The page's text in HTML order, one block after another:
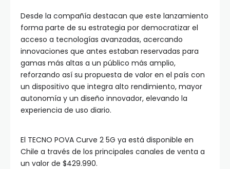
Desde la compañía destacan que este lanzamiento
forma parte de su estrategia por democratizar el
acceso a tecnologías avanzadas, acercando
innovaciones que antes estaban reservadas para
gamas más altas a un público más amplio,
reforzando así su propuesta de valor en el país con
un dispositivo que integra alto rendimiento, mayor
autonomía y un diseño innovador, elevando la
experiencia de uso diario.
El TECNO POVA Curve 2 5G ya está disponible en
Chile a través de los principales canales de venta a
un valor de $429.990.